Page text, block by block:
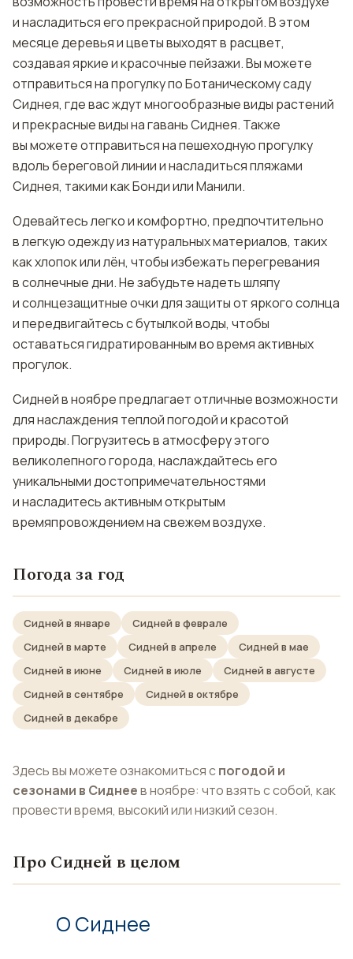
и насладиться его прекрасной природой. В этом
месяце деревья и цветы выходят в расцвет,
создавая яркие и красочные пейзажи. Вы можете
отправиться на прогулку по Ботаническому саду
Сиднея, где вас ждут многообразные виды растений
и прекрасные виды на гавань Сиднея. Также
вы можете отправиться на пешеходную прогулку
вдоль береговой линии и насладиться пляжами
Сиднея, такими как Бонди или Манили.
Одевайтесь легко и комфортно, предпочтительно
в легкую одежду из натуральных материалов, таких
как хлопок или лён, чтобы избежать перегревания
в солнечные дни. Не забудьте надеть шляпу
и солнцезащитные очки для защиты от яркого солнца
и передвигайтесь с бутылкой воды, чтобы
оставаться гидратированным во время активных
прогулок.
Сидней в ноябре предлагает отличные возможности
для наслаждения теплой погодой и красотой
природы. Погрузитесь в атмосферу этого
великолепного города, наслаждайтесь его
уникальными достопримечательностями
и насладитесь активным открытым
времяпровождением на свежем воздухе.
Погода за год
Сидней в январе
Сидней в феврале
Сидней в марте
Сидней в апреле
Сидней в мае
Сидней в июне
Сидней в июле
Сидней в августе
Сидней в сентябре
Сидней в октябре
Сидней в декабре
Здесь вы можете ознакомиться спогодой и
сезонами в Сиднеев ноябре: что взять с собой, как
провести время, высокий или низкий сезон.
Про Сидней в целом
О Сиднее